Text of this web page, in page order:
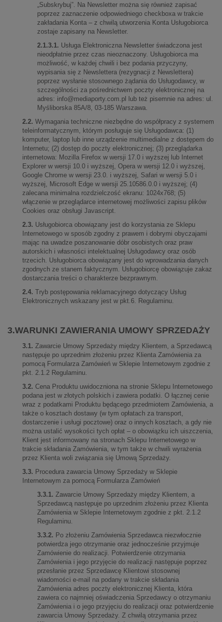
„Subskrybuj”. Na Newsletter można się również zapisać
poprzez zaznaczenie odpowiedniego checkboxa w trakcie
zakładania Konta – z chwilą utworzenia Konta Usługobiorca
zostaje zapisany na Newsletter.
2.1.3.1. Usługa Elektroniczna Newsletter świadczona jest
nieodpłatnie przez czas nieoznaczony. Usługobiorca ma
możliwość, w każdej chwili i bez podania przyczyny,
wypisania się z Newslettera (rezygnacji z Newslettera)
poprzez wysłanie stosownego żądania do Usługodawcy, w
szczególności za pośrednictwem poczty elektronicznej na
adres: info@mediaporty.com.pl lub też pisemnie na adres: ul.
Myśliborska 85A/8, 03-185 Warszawa.
2.2. Wymagania techniczne niezbędne do współpracy z systemem
teleinformatycznym, którym posługuje się Usługodawca: (1)
komputer, laptop lub inne urządzenie multimedialne z dostępem do
Internetu; (2) dostęp do poczty elektronicznej; (3) przeglądarka
internetowa: Mozilla Firefox w wersji 17.0 i wyższej lub Internet
Explorer w wersji 10.0 i wyższej, Opera w wersji 12.0 i wyższej,
Google Chrome w wersji 23.0. i wyższej, Safari w wersji 5.0 i
wyższej, Microsoft Edge w wersji 25.10586.0.0 i wyższej; (4)
zalecana minimalna rozdzielczość ekranu: 1024x768; (5)
włączenie w przeglądarce internetowej możliwości zapisu plików
Cookies oraz obsługi Javascript.
2.3. Usługobiorca obowiązany jest do korzystania ze Sklepu
Internetowego w sposób zgodny z prawem i dobrymi obyczajami
mając na uwadze poszanowanie dóbr osobistych oraz praw
autorskich i własności intelektualnej Usługodawcy oraz osób
trzecich. Usługobiorca obowiązany jest do wprowadzania danych
zgodnych ze stanem faktycznym. Usługobiorcę obowiązuje zakaz
dostarczania treści o charakterze bezprawnym.
2.4. Tryb postępowania reklamacyjnego dotyczący Usług
Elektronicznych wskazany jest w pkt.6. Regulaminu.
3.WARUNKI ZAWIERANIA UMOWY SPRZEDAŻY
3.1. Zawarcie Umowy Sprzedaży między Klientem, a Sprzedawcą
następuje po uprzednim złożeniu przez Klienta Zamówienia za
pomocą Formularza Zamówień w Sklepie Internetowym zgodnie z
pkt. 2.1.2 Regulaminu.
3.2. Cena Produktu uwidoczniona na stronie Sklepu Internetowego
podana jest w złotych polskich i zawiera podatki. O łącznej cenie
wraz z podatkami Produktu będącego przedmiotem Zamówienia, a
także o kosztach dostawy (w tym opłatach za transport,
dostarczenie i usługi pocztowe) oraz o innych kosztach, a gdy nie
można ustalić wysokości tych opłat – o obowiązku ich uiszczenia,
Klient jest informowany na stronach Sklepu Internetowego w
trakcie składania Zamówienia, w tym także w chwili wyrażenia
przez Klienta woli związania się Umową Sprzedaży.
3.3. Procedura zawarcia Umowy Sprzedaży w Sklepie
Internetowym za pomocą Formularza Zamówień
3.3.1. Zawarcie Umowy Sprzedaży między Klientem, a
Sprzedawcą następuje po uprzednim złożeniu przez Klienta
Zamówienia w Sklepie Internetowym zgodnie z pkt. 2.1.2
Regulaminu.
3.3.2. Po złożeniu Zamówienia Sprzedawca niezwłocznie
potwierdza jego otrzymanie oraz jednocześnie przyjmuje
Zamówienie do realizacji. Potwierdzenie otrzymania
Zamówienia i jego przyjęcie do realizacji następuje poprzez
przesłanie przez Sprzedawcę Klientowi stosownej
wiadomości e-mail na podany w trakcie składania
Zamówienia adres poczty elektronicznej Klienta, która
zawiera co najmniej oświadczenia Sprzedawcy o otrzymaniu
Zamówienia i o jego przyjęciu do realizacji oraz potwierdzenie
zawarcia Umowy Sprzedaży. Z chwilą otrzymania przez